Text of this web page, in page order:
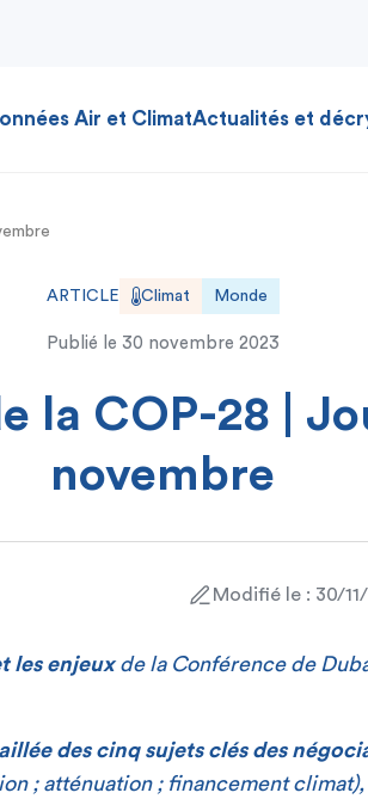
Air et ClimatActualités et
ARTICLE Climat Monde
Publié le 30 novembre 2023
la COP-28 |
novembre
Modifié le : 30/
les enjeuxde la Conférence de
des cinq sujets clés des
; atténuation ; financement